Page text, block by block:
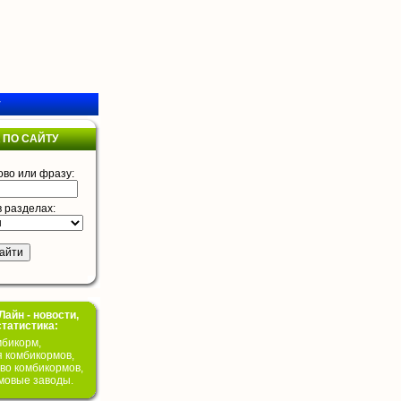
САЙТУ
или фразу:
разделах:
- новости,
комбикормов,
комбикормов,
заводы.